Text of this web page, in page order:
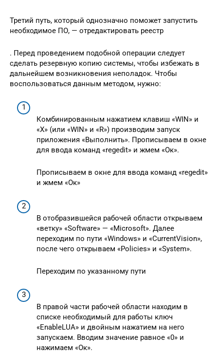
Третий путь, который однозначно поможет запустить
необходимое ПО, — отредактировать реестр
. Перед проведением подобной операции следует
сделать резервную копию системы, чтобы избежать в
дальнейшем возникновения неполадок. Чтобы
воспользоваться данным методом, нужно:
Комбинированным нажатием клавиш «WIN» и
«X» (или «WIN» и «R») производим запуск
приложения «Выполнить». Прописываем в окне
для ввода команд «regedit» и жмем «Ок».
Прописываем в окне для ввода команд «regedit»
и жмем «Ок»
В отобразившейся рабочей области открываем
«ветку» «Software» — «Microsoft». Далее
переходим по пути «Windows» и «CurrentVision»,
после чего открываем «Policies» и «System».
Переходим по указанному пути
В правой части рабочей области находим в
списке необходимый для работы ключ
«EnableLUA» и двойным нажатием на него
запускаем. Вводим значение равное «0» и
нажимаем «Ок».